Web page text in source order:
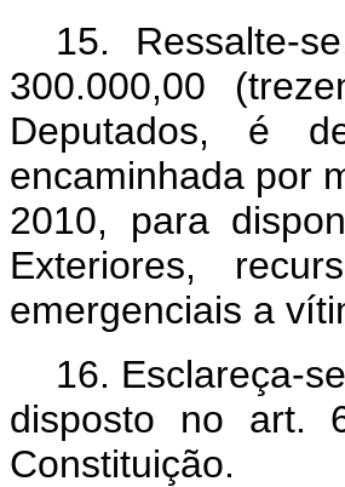
15. Ressalte-
300.000,00
Deputados, é
encaminhada por
2010, para
Exteriores,
emergenciais a
16. Esclareça-
disposto no art.
Constituição.